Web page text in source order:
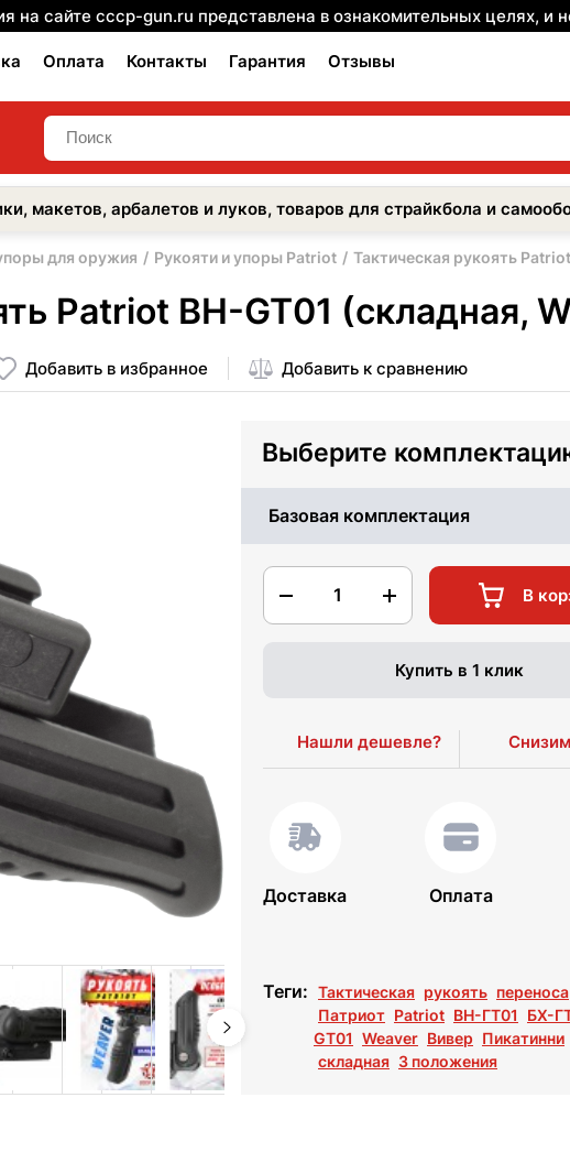
на сайте cccp-gun.ru представлена в ознакомительных целях,
Оплата Контакты Гарантия Отзывы
макетов, арбалетов и луков, товаров для страйкбола и
для оружия Рукояти и упоры Patriot Тактическая рукоять
Patriot BH-GT01 (складная,
Добавить в избранное Добавить к сравнению
Выберите
Базовая комплектация
1 В
Купить в 1 клик
Нашли дешевле?
Доставка Оплата
Теги: Тактическая рукоять переноса
Патриот Patriot ВН-ГТ01 БХ-
GT01 Weaver Вивер Пикатинни
складная 3 положения